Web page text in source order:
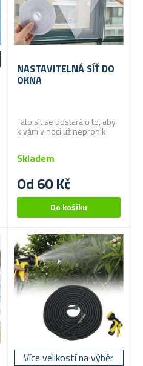
NASTAVITELNÁ SÍŤ DO
OKNA
Tato sít se postará o to, aby
k vám v noci už nepronikl
Od 60 Kč
Skladem
Více velikostí na výběr